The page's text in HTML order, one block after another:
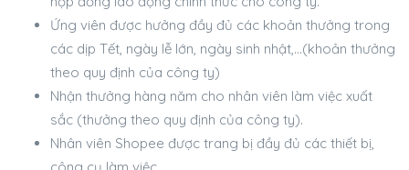
Ứng viên được hưởng đầy đủ các khoản thưởng trong
các dịp Tết, ngày lễ lớn, ngày sinh nhật,…(khoản thưởng
theo quy định của công ty)
Nhận thưởng hàng năm cho nhân viên làm việc xuất
sắc (thưởng theo quy định của công ty).
Nhân viên Shopee được trang bị đầy đủ các thiết bị,